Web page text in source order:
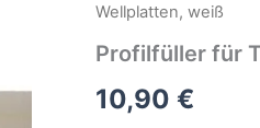
Wellplatten, weiß
Profilfüller für
10,90 €